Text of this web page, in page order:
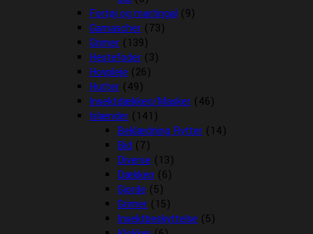
Fortøj og martingal (9)
Gamascher (73)
Grimer (139)
Hestefoder (3)
Hovpleje (26)
Hutter (49)
Insektdækken/Masker (46)
Islænder (141)
Beklædning Rytter (14)
Bid (7)
Diverse (13)
Dækken (6)
Gjorde (5)
Grimer (15)
Insektbeskyttelse (5)